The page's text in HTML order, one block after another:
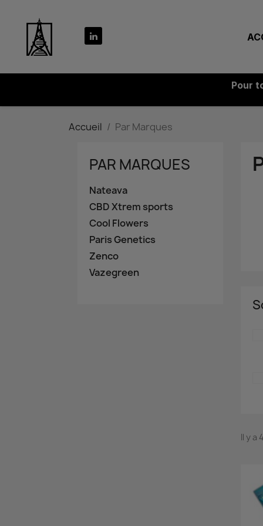
Pour
Accueil Par Marques
PAR MARQUES
Nateava
CBD Xtrem sports
Cool Flowers
Paris Genetics
Zenco
Vazegreen
Il y a